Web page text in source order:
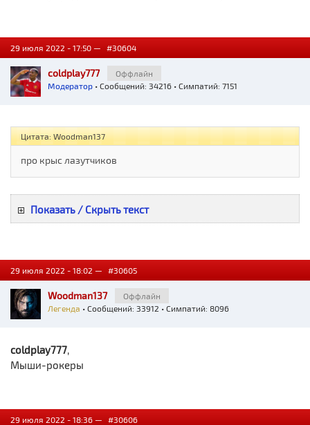
29 июля 2022 - 17:50 — #30604
coldplay777
Оффлайн
Модератор • Сообщений: 34216 • Симпатий: 7151
Цитата: Woodman137
про крыс лазутчиков
Показать / Скрыть текст
29 июля 2022 - 18:02 — #30605
Woodman137
Оффлайн
Легенда • Сообщений: 33912 • Симпатий: 8096
coldplay777,
Мыши-рокеры
29 июля 2022 - 18:36 — #30606